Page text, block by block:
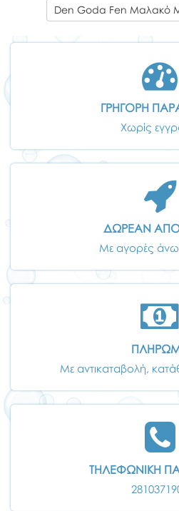
Den Goda Fen Μαλακό
ΓΡΗΓΟΡΗ
Χωρίς
ΔΩΡΕΑΝ
Με αγορές
Με αντικαταβολή,
ΤΗΛΕΦΩΝΙΚΗ